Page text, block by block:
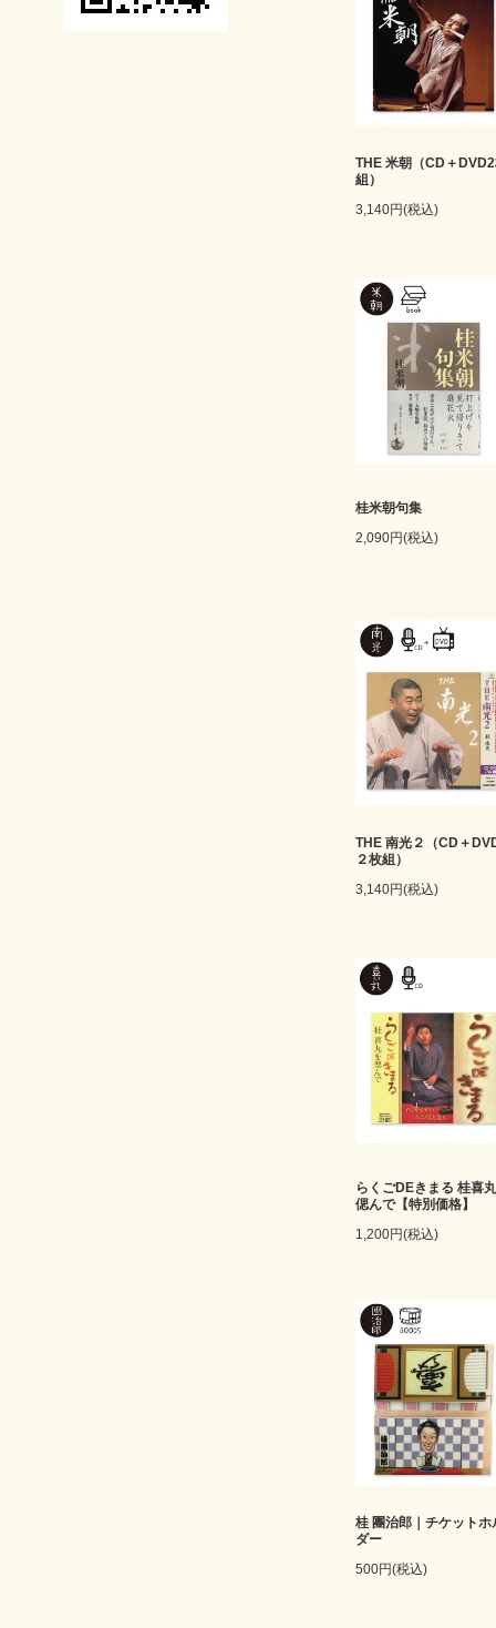
THE 米朝（CD＋
組）
3,140円(税込)
桂米朝句集
2,090円(税込)
THE 南光２（CD＋
２枚組）
3,140円(税込)
らくごDEきまる 桂喜
偲んで【特別価格】
1,200円(税込)
桂 團治郎｜チケットホ
ダー
500円(税込)